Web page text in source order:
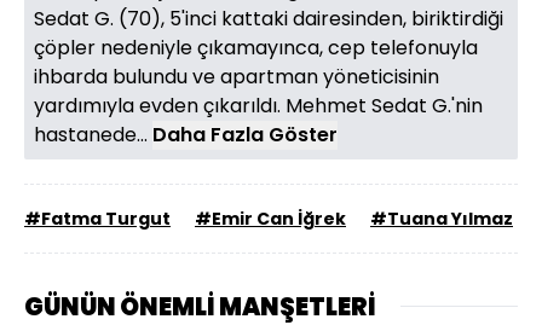
Sedat G. (70), 5'inci kattaki dairesinden, biriktirdiği
çöpler nedeniyle çıkamayınca, cep telefonuyla
ihbarda bulundu ve apartman yöneticisinin
yardımıyla evden çıkarıldı. Mehmet Sedat G.'nin
hastanede... Daha Fazla Göster
#Fatma Turgut #Emir Can İğrek #Tuana Yılmaz
GÜNÜN ÖNEMLİ MANŞETLERİ